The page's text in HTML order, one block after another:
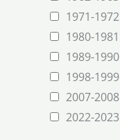
1971-1972
1980-1981
1989-1990
1998-1999
2007-2008
2022-2023